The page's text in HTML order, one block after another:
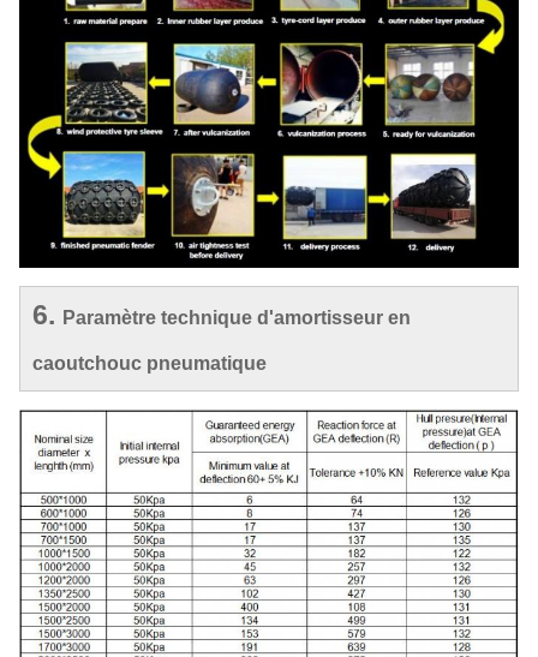
6. Paramètre technique d'amortisseur en
caoutchouc pneumatique